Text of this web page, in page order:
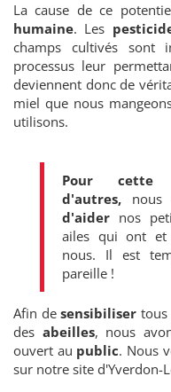
La cause de ce
humaine. Les
champs cultivés sont
processus leur
deviennent donc de
miel que nous
utilisons.
Pour cette
d'autres, nous
d'aider nos
ailes qui ont
nous. Il est
pareille !
Afin desensibilisertous
des abeilles, nous
ouvert au public. Nous
sur notre site d'Yverdon-